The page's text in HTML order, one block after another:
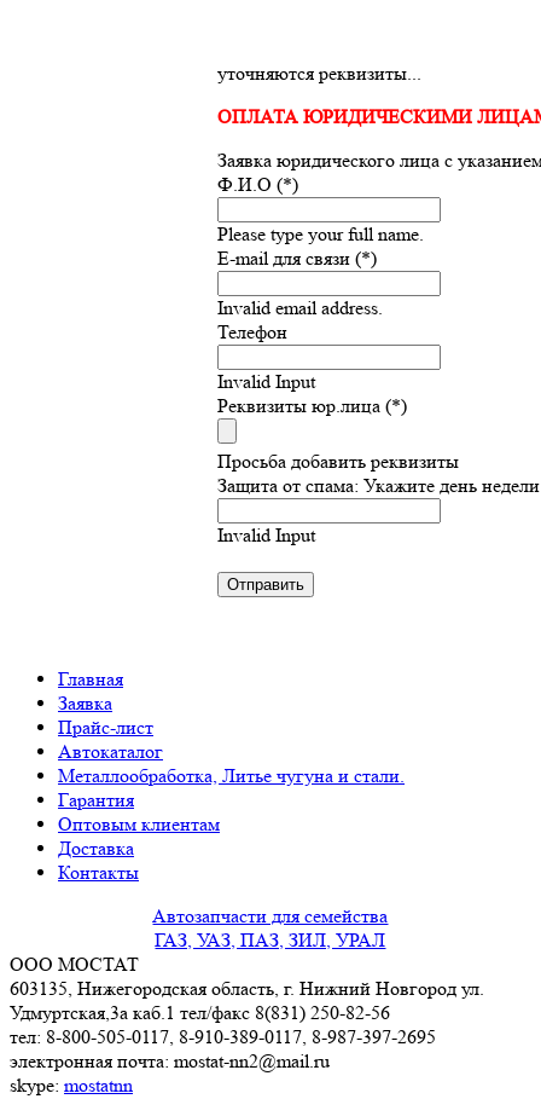
уточняются реквизиты...
ОПЛАТА ЮРИДИЧЕСКИМИ
Заявка юридического лица с
Ф.И.О (*)
Please type your full name.
E-mail для связи (*)
Invalid email address.
Телефон
Invalid Input
Реквизиты юр.лица (*)
Просьба добавить реквизиты
Защита от спама: Укажите день
Invalid Input
Главная
Заявка
Прайс-лист
Автокаталог
Металлообработка, Литье чугуна и стали.
Гарантия
Оптовым клиентам
Доставка
Контакты
Автозапчасти для семейства
ГАЗ, УАЗ, ПАЗ, ЗИЛ, УРАЛ
ООО МОСТАТ
603135, Нижегородская область, г. Нижний Новгород ул.
Удмуртская,3a каб.1 тел/факс 8(831) 250-82-56
тел: 8-800-505-0117, 8-910-389-0117, 8-987-397-2695
электронная почта: mostat-nn2@mail.ru
skype: mostatnn